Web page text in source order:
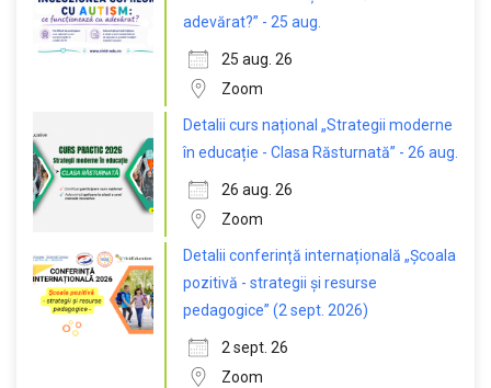
adevărat?” - 25 aug.
25 aug. 26
Zoom
Detalii curs național „Strategii moderne
în educație - Clasa Răsturnată” - 26 aug.
26 aug. 26
Zoom
Detalii conferință internațională „Școala
pozitivă - strategii și resurse
pedagogice” (2 sept. 2026)
2 sept. 26
Zoom